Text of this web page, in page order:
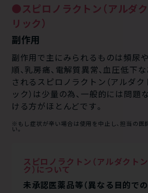
●スピロノラクトン（アルダ
リック）
副作用
副作用で主にみられるものは頻尿
順、乳房痛、電解質異常、血圧低下
されるスピロノラクトン（アルダ
ック）は少量の為、一般的には問題
ける方がほとんどです。
※もし症状が辛い場合は使用を中止し、担当の医
い。
スピロノラクトン（アルダクト
ク）について
未承認医薬品等（異なる目的での